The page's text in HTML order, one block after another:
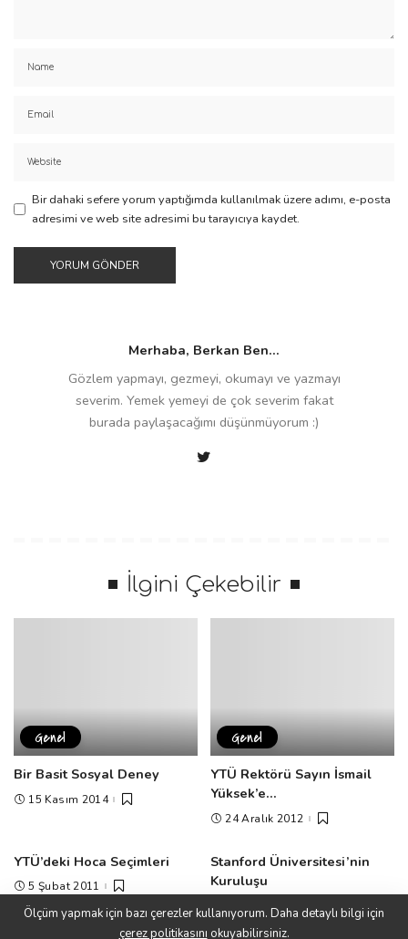
Bir dahaki sefere yorum yaptığımda kullanılmak üzere adımı, e-posta
adresimi ve web site adresimi bu tarayıcıya kaydet.
Merhaba, Berkan Ben...
Gözlem yapmayı, gezmeyi, okumayı ve yazmayı
severim. Yemek yemeyi de çok severim fakat
burada paylaşacağımı düşünmüyorum :)
İlgini Çekebilir
Genel
Bir Basit Sosyal Deney
15 Kasım 2014
Genel
YTÜ Rektörü Sayın İsmail
Yüksek’e…
24 Aralık 2012
YTÜ’deki Hoca Seçimleri
5 Şubat 2011
Stanford Üniversitesi’nin
Kuruluşu
30 Ekim 2010
Ölçüm yapmak için bazı çerezler kullanıyorum. Daha detaylı bilgi için
çerez politikasını okuyabilirsiniz.